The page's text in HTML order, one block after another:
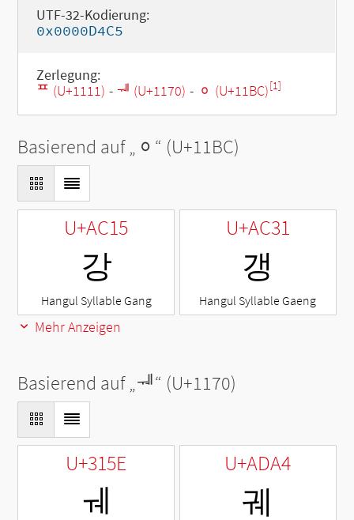
UTF-32-Kodierung:
0x0000D4C5
Zerlegung:
ᄑ (U+1111) - ᅰ (U+1170) - ᆼ (U+11BC)[1]
Basierend auf „ ᆼ “ (U+11BC)
U+AC15
강
Hangul Syllable Gang
U+AC31
갱
Hangul Syllable Gaeng
Mehr Anzeigen
Basierend auf „ᅰ“ (U+1170)
U+315E
ㅞ
U+ADA4
궤